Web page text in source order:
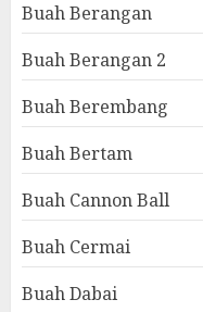
Buah Berangan
Buah Berangan 2
Buah Berembang
Buah Bertam
Buah Cannon Ball
Buah Cermai
Buah Dabai